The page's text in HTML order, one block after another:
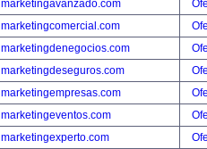
marketingavanzado.com
marketingcomercial.com
marketingdenegocios.com
marketingdeseguros.com
marketingempresas.com
marketingeventos.com
marketingexperto.com